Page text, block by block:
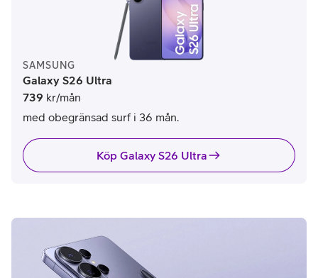
SAMSUNG
Galaxy S26 Ultra
739 kr/mån
med obegränsad surf i 36 mån.
Köp Galaxy S26 Ultra